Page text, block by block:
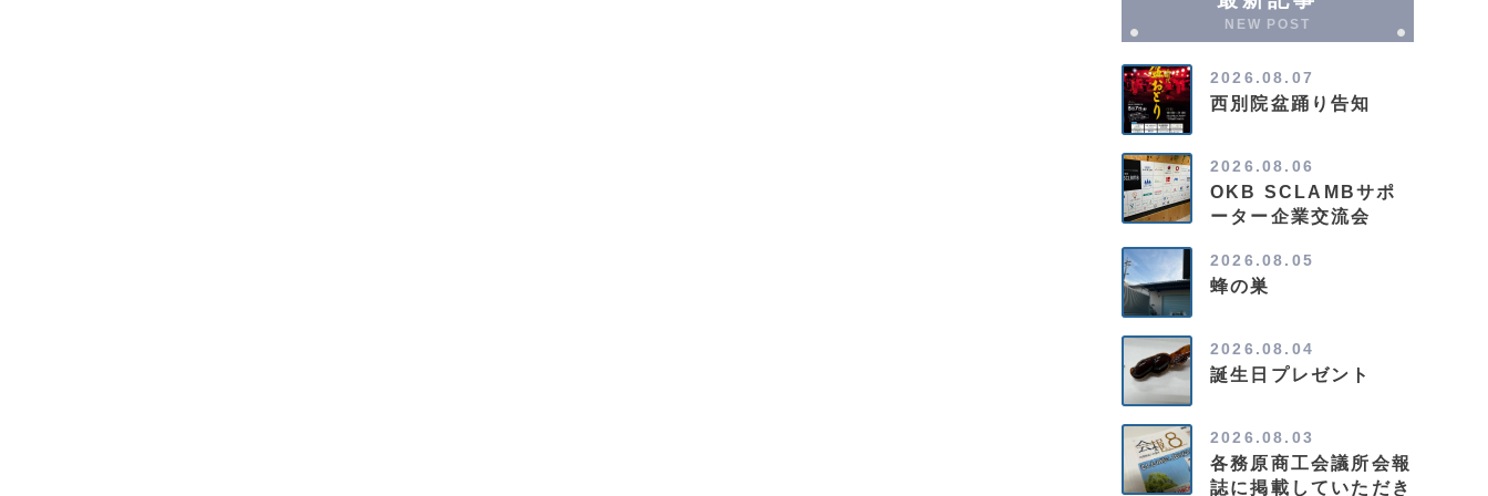
NEW POST
2026.08.07
西別院盆踊り告知
2026.08.06
OKB SCLAMBサポ
ーター企業交流会
2026.08.05
蜂の巣
2026.08.04
誕生日プレゼント
2026.08.03
各務原商工会議所会報
誌に掲載していただき